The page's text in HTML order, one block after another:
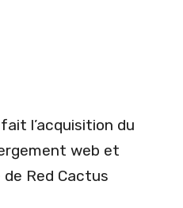
fait l’acquisition du
web et
Red Cactus